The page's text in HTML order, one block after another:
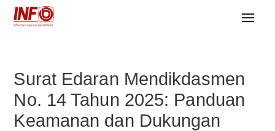
Surat Edaran Mendikdasmen
No. 14 Tahun 2025: Panduan
Keamanan dan Dukungan